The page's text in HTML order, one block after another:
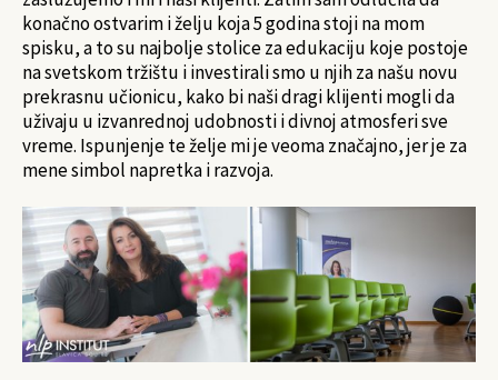
konačno ostvarim i želju koja 5 godina stoji na mom
spisku, a to su najbolje stolice za edukaciju koje postoje
na svetskom tržištu i investirali smo u njih za našu novu
prekrasnu učionicu, kako bi naši dragi klijenti mogli da
uživaju u izvanrednoj udobnosti i divnoj atmosferi sve
vreme. Ispunjenje te želje mi je veoma značajno, jer je za
mene simbol napretka i razvoja.